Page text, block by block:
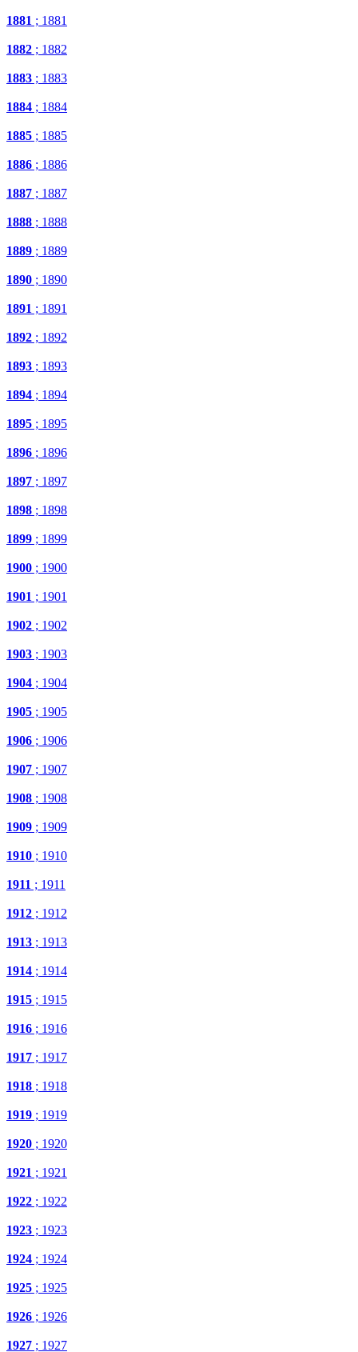
1881 ; 1881
1882 ; 1882
1883 ; 1883
1884 ; 1884
1885 ; 1885
1886 ; 1886
1887 ; 1887
1888 ; 1888
1889 ; 1889
1890 ; 1890
1891 ; 1891
1892 ; 1892
1893 ; 1893
1894 ; 1894
1895 ; 1895
1896 ; 1896
1897 ; 1897
1898 ; 1898
1899 ; 1899
1900 ; 1900
1901 ; 1901
1902 ; 1902
1903 ; 1903
1904 ; 1904
1905 ; 1905
1906 ; 1906
1907 ; 1907
1908 ; 1908
1909 ; 1909
1910 ; 1910
1911 ; 1911
1912 ; 1912
1913 ; 1913
1914 ; 1914
1915 ; 1915
1916 ; 1916
1917 ; 1917
1918 ; 1918
1919 ; 1919
1920 ; 1920
1921 ; 1921
1922 ; 1922
1923 ; 1923
1924 ; 1924
1925 ; 1925
1926 ; 1926
1927 ; 1927